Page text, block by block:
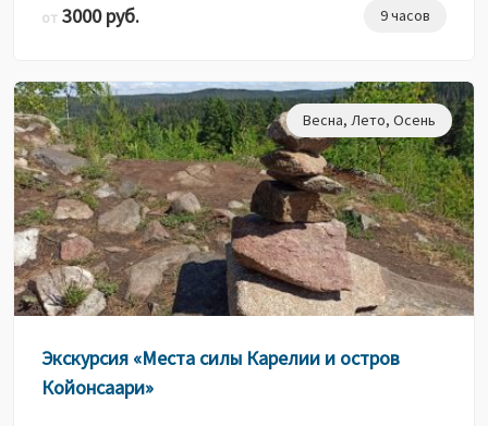
от 3000 руб. 9 часов
Весна, Лето, Осень
Экскурсия «Места силы Карелии и остров
Койонсаари»